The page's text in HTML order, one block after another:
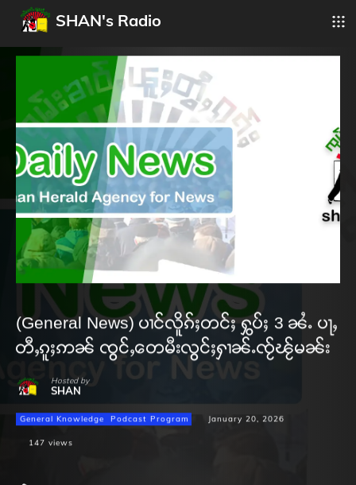
SHAN's Radio
(General News) ပၢင်လိူၵ်ႈတင်ႈ ႁွပ်ႈ 3 ၼႆႉ ပႃႇ
တီႇၵူႈဢၼ် ၸွင်ႇတေမီးလွင်ႈႁၢၼ်ႉၸႂ်ၽႂ်မၼ်း
Hosted by
SHAN
General Knowledge Podcast Program January 20, 2026
147 views